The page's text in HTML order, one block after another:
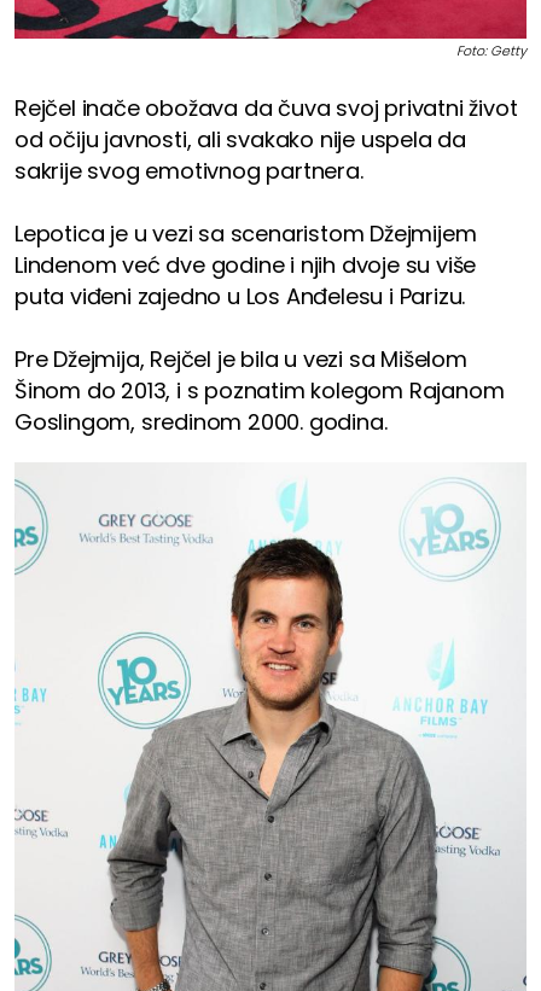
Foto: Getty
Rejčel inače obožava da čuva svoj privatni život
od očiju javnosti, ali svakako nije uspela da
sakrije svog emotivnog partnera.
Lepotica je u vezi sa scenaristom Džejmijem
Lindenom već dve godine i njih dvoje su više
puta viđeni zajedno u Los Anđelesu i Parizu.
Pre Džejmija, Rejčel je bila u vezi sa Mišelom
Šinom do 2013, i s poznatim kolegom Rajanom
Goslingom, sredinom 2000. godina.